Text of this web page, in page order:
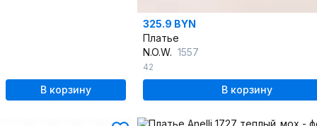
В корзину
325.9 BYN
Платье
N.O.W. 1557
42
В корзину